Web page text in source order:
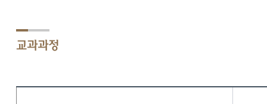
교과과정